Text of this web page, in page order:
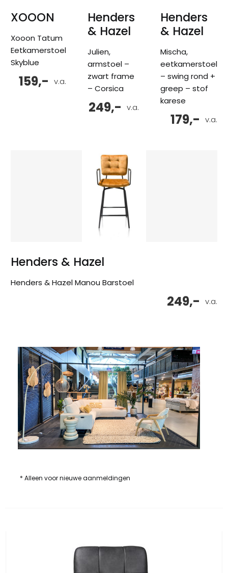
XOOON
Xooon Tatum
Eetkamerstoel
Skyblue
v.a.
159,-
Henders
& Hazel
Julien,
armstoel –
zwart frame
– Corsica
v.a.
249,-
Henders
& Hazel
Mischa,
eetkamerstoel
– swing rond +
greep – stof
karese
v.a.
179,-
Henders & Hazel
Henders & Hazel Manou Barstoel
v.a.
249,-
* Alleen voor nieuwe aanmeldingen